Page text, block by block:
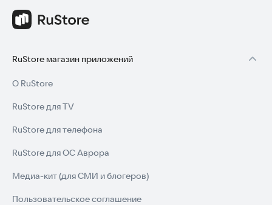
RuStore магазин приложений
О RuStore
RuStore для TV
RuStore для телефона
RuStore для ОС Аврора
Медиа-кит (для СМИ и блогеров)
Пользовательское соглашение